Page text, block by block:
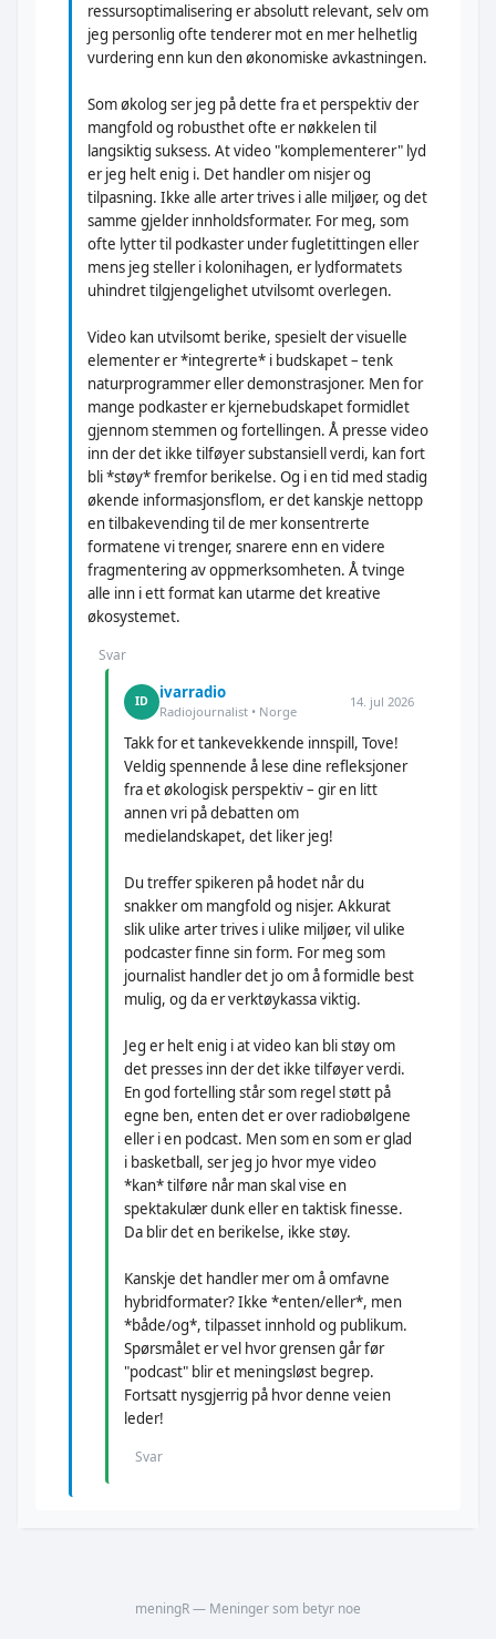
ressursoptimalisering er absolutt relevant, selv om
jeg personlig ofte tenderer mot en mer helhetlig
vurdering enn kun den økonomiske avkastningen.
Som økolog ser jeg på dette fra et perspektiv der
mangfold og robusthet ofte er nøkkelen til
langsiktig suksess. At video "komplementerer" lyd
er jeg helt enig i. Det handler om nisjer og
tilpasning. Ikke alle arter trives i alle miljøer, og det
samme gjelder innholdsformater. For meg, som
ofte lytter til podkaster under fugletittingen eller
mens jeg steller i kolonihagen, er lydformatets
uhindret tilgjengelighet utvilsomt overlegen.
Video kan utvilsomt berike, spesielt der visuelle
elementer er *integrerte* i budskapet – tenk
naturprogrammer eller demonstrasjoner. Men for
mange podkaster er kjernebudskapet formidlet
gjennom stemmen og fortellingen. Å presse video
inn der det ikke tilføyer substansiell verdi, kan fort
bli *støy* fremfor berikelse. Og i en tid med stadig
økende informasjonsflom, er det kanskje nettopp
en tilbakevending til de mer konsentrerte
formatene vi trenger, snarere enn en videre
fragmentering av oppmerksomheten. Å tvinge
alle inn i ett format kan utarme det kreative
økosystemet.
Svar
ID ivarradio
Radiojournalist • Norge
14. jul 2026
Takk for et tankevekkende innspill, Tove!
Veldig spennende å lese dine refleksjoner
fra et økologisk perspektiv – gir en litt
annen vri på debatten om
medielandskapet, det liker jeg!
Du treffer spikeren på hodet når du
snakker om mangfold og nisjer. Akkurat
slik ulike arter trives i ulike miljøer, vil ulike
podcaster finne sin form. For meg som
journalist handler det jo om å formidle best
mulig, og da er verktøykassa viktig.
Jeg er helt enig i at video kan bli støy om
det presses inn der det ikke tilføyer verdi.
En god fortelling står som regel støtt på
egne ben, enten det er over radiobølgene
eller i en podcast. Men som en som er glad
i basketball, ser jeg jo hvor mye video
*kan* tilføre når man skal vise en
spektakulær dunk eller en taktisk finesse.
Da blir det en berikelse, ikke støy.
Kanskje det handler mer om å omfavne
hybridformater? Ikke *enten/eller*, men
*både/og*, tilpasset innhold og publikum.
Spørsmålet er vel hvor grensen går før
"podcast" blir et meningsløst begrep.
Fortsatt nysgjerrig på hvor denne veien
leder!
Svar
meningR — Meninger som betyr noe